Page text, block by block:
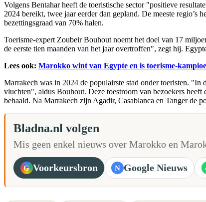
Volgens Bentahar heeft de toeristische sector "positieve
2024 bereikt, twee jaar eerder dan gepland. De meeste regio’s
bezettingsgraad van 70% halen.
Toerisme-expert Zoubeir Bouhout noemt het doel van 17
de eerste tien maanden van het jaar overtroffen", zegt hij.
Lees ook: Marokko wint van Egypte en is toerisme-
Marrakech was in 2024 de populairste stad onder toeristen.
vluchten", aldus Bouhout. Deze toestroom van bezoekers
behaald. Na Marrakech zijn Agadir, Casablanca en Tanger de
Bladna.nl volgen
Mis geen enkel nieuws over Marokko en
G Voorkeursbron N Google Nieuws